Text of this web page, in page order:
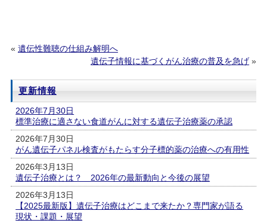
« 遺伝性難聴の仕組み解明へ
遺伝子情報に基づくがん治療の普及を急げ »
更新情報
2026年7月30日
標準治療に適さない食道がんに対する遺伝子治療薬の承認
2026年7月30日
がん遺伝子パネル検査がもたらす分子標的薬の治療への有用性
2026年3月13日
遺伝子治療とは？ 2026年の最新動向と今後の展望
2026年3月13日
【2025最新版】遺伝子治療はどこまで来たか？専門家が語る
現状・課題・展望